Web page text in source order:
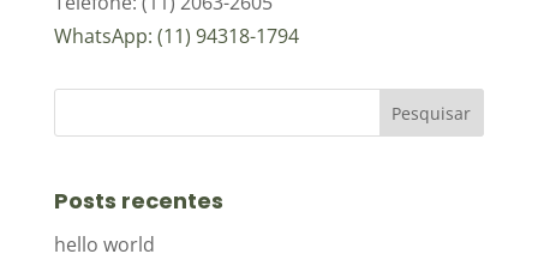
WhatsApp: (11) 94318-1794
Posts recentes
hello world